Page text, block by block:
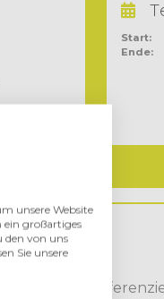
Start:
Ende:
und
unsere Website
ein großartiges
den von uns
Sie unsere